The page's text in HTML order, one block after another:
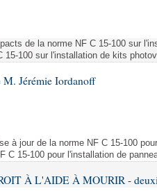
de la norme NF C 15-100 sur
15-100 sur l'installation de kits
M. Jérémie Iordanoff
à jour de la norme NF C 15-100
C 15-100 pour l'installation de
À L'AIDE À MOURIR -